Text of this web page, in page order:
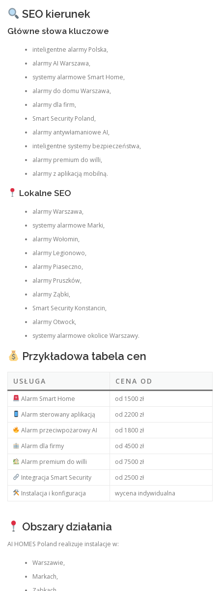
SEO kierunek
Główne słowa kluczowe
inteligentne alarmy Polska,
alarmy AI Warszawa,
systemy alarmowe Smart Home,
alarmy do domu Warszawa,
alarmy dla firm,
Smart Security Poland,
alarmy antywłamaniowe AI,
inteligentne systemy bezpieczeństwa,
alarmy premium do willi,
alarmy z aplikacją mobilną.
Lokalne SEO
alarmy Warszawa,
systemy alarmowe Marki,
alarmy Wołomin,
alarmy Legionowo,
alarmy Piaseczno,
alarmy Pruszków,
alarmy Ząbki,
Smart Security Konstancin,
alarmy Otwock,
systemy alarmowe okolice Warszawy.
Przykładowa tabela cen
USŁUGA CENA OD
Alarm Smart Home
od 1500 zł
Alarm sterowany aplikacją
od 2200 zł
Alarm przeciwpożarowy AI
od 1800 zł
Alarm dla firmy
od 4500 zł
Alarm premium do willi
od 7500 zł
Integracja Smart Security
od 2500 zł
Instalacja i konfiguracja
wycena indywidualna
Obszary działania
AI HOMES Poland realizuje instalacje w:
Warszawie,
Markach,